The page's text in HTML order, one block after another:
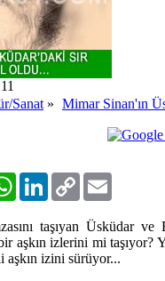
Sanat » Mimar Sinan'ın
WhatsAppLinkedIn
Copy
Link
taşıyan Üsküdar
aşkın izlerini mi
aşkın izini sürüyor...